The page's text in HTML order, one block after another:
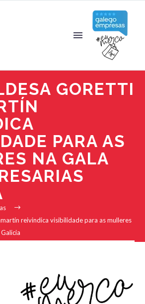
GORETTI
PARA AS
NA GALA
reivindica visibilidade para as mulleres